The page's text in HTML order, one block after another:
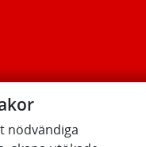
nödvändiga